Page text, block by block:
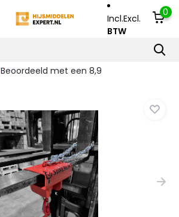
Incl.Excl.
BTW
0
Beoordeeld met een 8,9